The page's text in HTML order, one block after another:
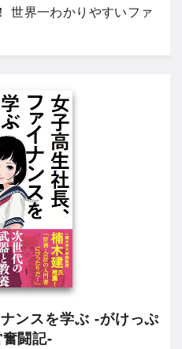
世界一わかりやすいファ
ンスを学ぶ -がけっぷ
闘記-